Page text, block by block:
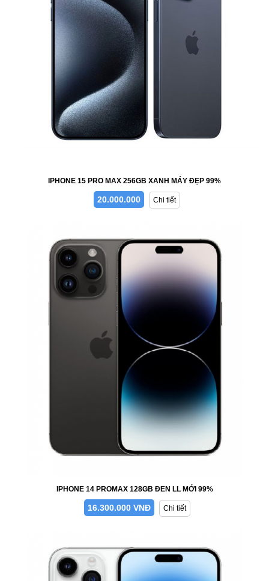
IPHONE 15 PRO MAX 256GB XANH MÁY ĐẸP 99%
20.000.000 Chi tiết
IPHONE 14 PROMAX 128GB ĐEN LL MỚI 99%
16.300.000 VNĐ Chi tiết